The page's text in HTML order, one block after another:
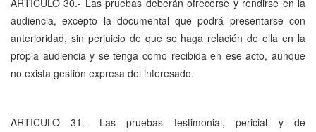
ARTÍCULO 30.- Las pruebas deberán ofrecerse y rendirse en la
audiencia, excepto la documental que podrá presentarse con
anterioridad, sin perjuicio de que se haga relación de ella en la
propia audiencia y se tenga como recibida en ese acto, aunque
no exista gestión expresa del interesado.
ARTÍCULO 31.- Las pruebas testimonial, pericial y de